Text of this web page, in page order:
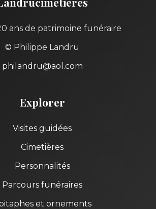
ans de patrimoine funéraire
© Philippe Landru
philandru@aol.com
Explorer
Visites guidées
Cimetières
Personnalités
Parcours funéraires
et ornements